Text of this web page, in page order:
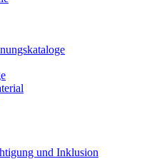
und Inklusion